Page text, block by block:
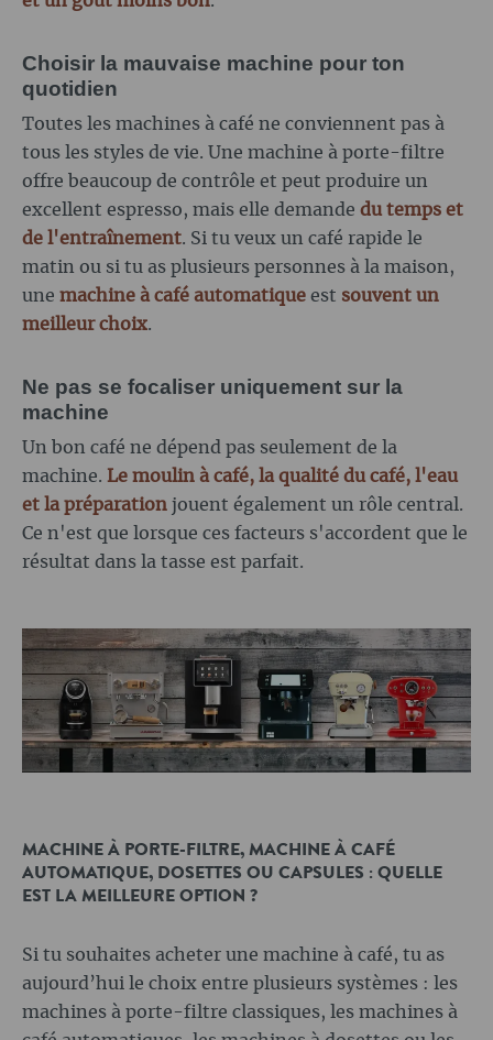
Choisir la mauvaise machine pour ton
quotidien
Toutes les machines à café ne conviennent pas à
tous les styles de vie. Une machine à porte-filtre
offre beaucoup de contrôle et peut produire un
excellent espresso, mais elle demande du temps et
de l'entraînement. Si tu veux un café rapide le
matin ou si tu as plusieurs personnes à la maison,
une machine à café automatique est souvent un
meilleur choix.
Ne pas se focaliser uniquement sur la
machine
Un bon café ne dépend pas seulement de la
machine. Le moulin à café, la qualité du café, l'eau
et la préparation jouent également un rôle central.
Ce n'est que lorsque ces facteurs s'accordent que le
résultat dans la tasse est parfait.
MACHINE À PORTE-FILTRE, MACHINE À CAFÉ
AUTOMATIQUE, DOSETTES OU CAPSULES : QUELLE
EST LA MEILLEURE OPTION ?
Si tu souhaites acheter une machine à café, tu as
aujourd’hui le choix entre plusieurs systèmes : les
machines à porte-filtre classiques, les machines à